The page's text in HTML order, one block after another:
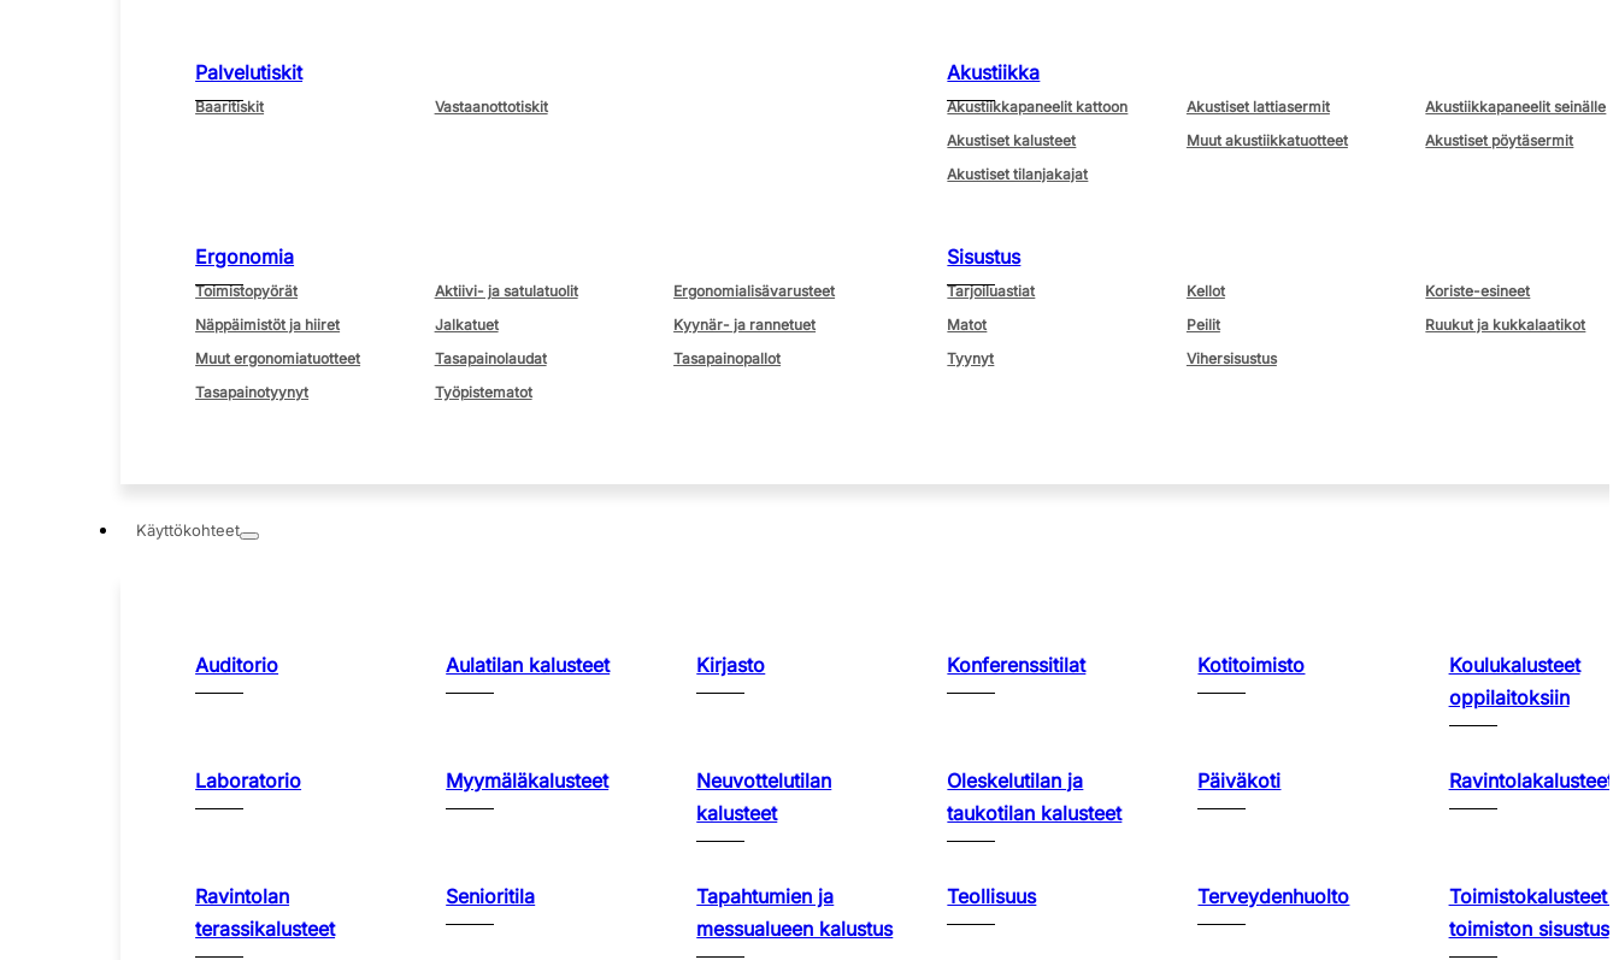
Palvelutiskit
Baaritiskit Vastaanottotiskit
Akustiikka
Akustiikkapaneelit kattoon Akustiset lattiasermit
Akustiikkapaneelit seinälle
Akustiset kalusteet
Muut akustiikkatuotteet
Akustiset pöytäsermit
Akustiset tilanjakajat
Ergonomia
Toimistopyörät Aktiivi- ja satulatuolit
Ergonomialisävarusteet
Näppäimistöt ja hiiret
Jalkatuet
Kyynär- ja rannetuet
Muut ergonomiatuotteet
Tasapainolaudat
Tasapainopallot
Tasapainotyynyt
Työpistematot
Sisustus
Tarjoiluastiat Kellot
Koriste-esineet
Matot
Peilit
Ruukut ja kukkalaatikot
Tyynyt
Vihersisustus
Käyttökohteet
Auditorio Aulatilan kalusteet Kirjasto Konferenssitilat Kotitoimisto
Koulukalusteet
oppilaitoksiin
Laboratorio Myymäläkalusteet
Neuvottelutilan
kalusteet
Oleskelutilan ja
taukotilan kalusteet
Päiväkoti Ravintolakalusteet
Ravintolan
terassikalusteet
Senioritila
Tapahtumien ja
messualueen kalustus
Teollisuus Terveydenhuolto
Toimistokalusteet
toimiston sisustus